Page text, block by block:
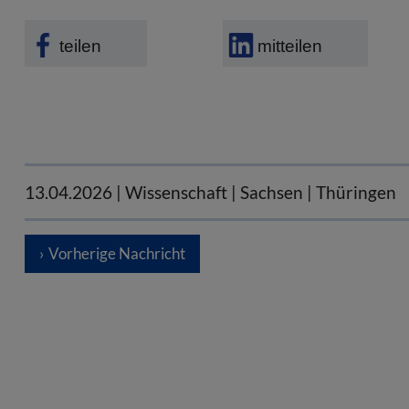
teilen mitteilen
13.04.2026 | Wissenschaft | Sachsen | Thüringen
Vorherige Nachricht